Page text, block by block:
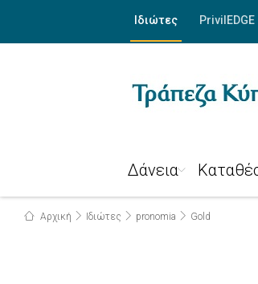
Ιδιώτες PrivilEDGE
Δάνεια
Αρχική Ιδιώτες pronomia Gold